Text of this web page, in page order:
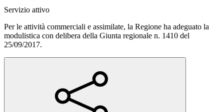
Servizio attivo
Per le attività commerciali e assimilate, la Regione ha adeguato la
modulistica con delibera della Giunta regionale n. 1410 del
25/09/2017.